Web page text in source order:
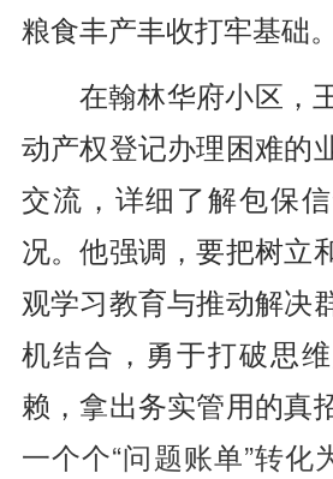
粮食丰产丰收打牢基础。
在翰林华府小区，
动产权登记办理困难的
交流，详细了解包保
况。他强调，要把树立
观学习教育与推动解决
机结合，勇于打破思
赖，拿出务实管用的真
一个个“问题账单”转化